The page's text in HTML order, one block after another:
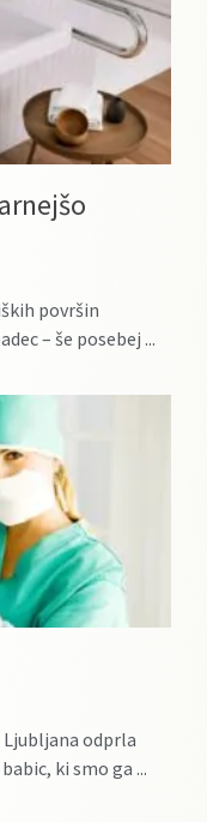
površin
– še posebej
Ljubljana odprla
ki smo ga